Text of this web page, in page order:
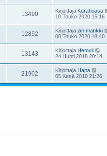
13490 Kirjoittaja Kurahousu
10 Touko 2020 15:16
12852 Kirjoittaja jan.mankki
08 Touko 2020 18:40
13143 Kirjoittaja Hemuli
24 Huhti 2018 20:14
21902 Kirjoittaja Hapa
05 Kesä 2010 21:26